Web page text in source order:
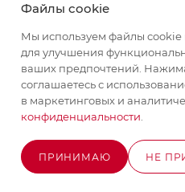
ОЖИДАЕТСЯ
КОНТАКТЫ
+7 (495) 580-58-52
г. Москва,
Файлы cookie
Мы используем файлы cookie
для улучшения
ваших предпочтений.
соглашаетесь с
в маркетинговых и
конфиденциальности
ПРИНИМАЮ НЕ